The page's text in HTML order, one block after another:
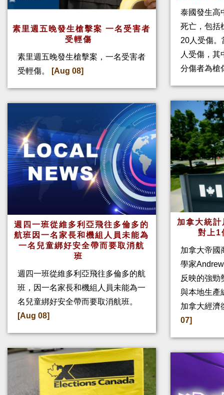
素里週五晚發生槍擊案 一名受害者
受輕傷
素里週五晚發生槍擊案，一名受害者
受輕傷。
[Aug 08]
週四一班從維多利亞飛往多倫多的
航班因一名家長和機組人員未能為
一名兒童綁好安全帶而要取消航
班
週四一班從維多利亞飛往多倫多的航
班，因一名家長和機組人員未能為一
名兒童綁好安全帶而要取消航班。
[Aug 08]
泰國發生高
死亡，包括
20人受傷
人受傷，其
分傷者為槍
加拿大統
對上
加拿大帝國
學家
反映的強勁
與本地生產
加拿大經濟
07]